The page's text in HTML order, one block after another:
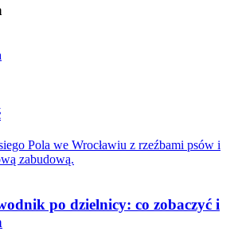
po dzielnicy: co zobaczyć i